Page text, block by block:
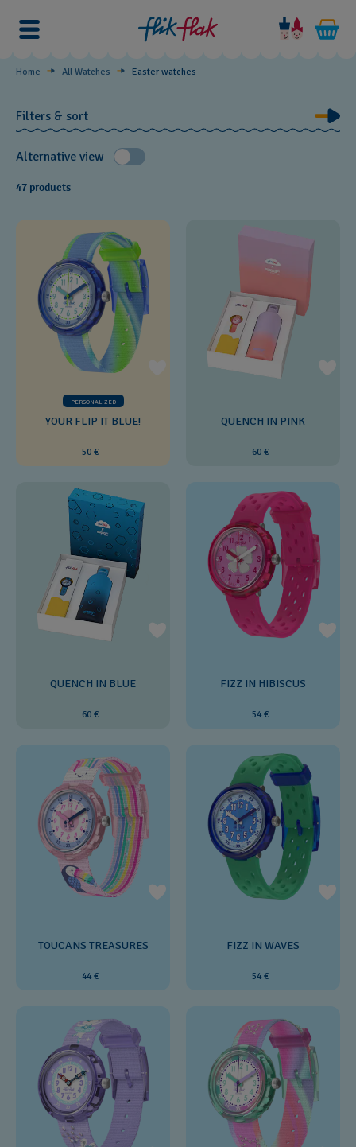
Easter
watches
Home All Watches Easter watches
Filters & sort
Alternative view
47 products
PERSONALIZED
YOUR FLIP IT BLUE!
50 €
QUENCH IN PINK
60 €
QUENCH IN BLUE
60 €
FIZZ IN HIBISCUS
54 €
TOUCANS TREASURES
44 €
FIZZ IN WAVES
54 €